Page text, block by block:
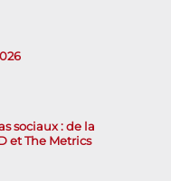
sociaux : de la
et The Metrics